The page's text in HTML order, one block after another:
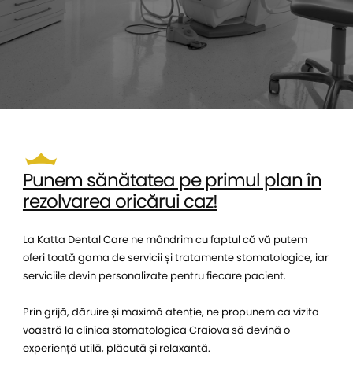
Punem sănătatea pe primul plan în
rezolvarea oricărui caz!
La Katta Dental Care ne mândrim cu faptul că vă putem
oferi toată gama de servicii și tratamente stomatologice, iar
serviciile devin personalizate pentru fiecare pacient.
Prin grijă, dăruire și maximă atenție, ne propunem ca vizita
voastră la clinica stomatologica Craiova să devină o
experiență utilă, plăcută și relaxantă.